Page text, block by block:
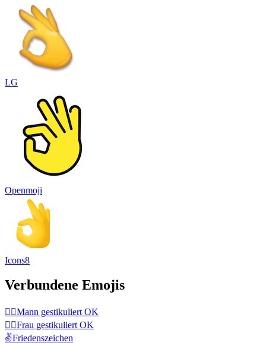
LG
Openmoji
Icons8
Verbundene Emojis
🙆‍♂️Mann gestikuliert OK
🙆‍♀️Frau gestikuliert OK
✌️Friedenszeichen